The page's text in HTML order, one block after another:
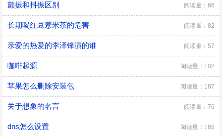
颤振和抖振区别 阅读量：86
长期喝红豆薏米茶的危害 阅读量：82
亲爱的热爱的李泽锋演的谁 阅读量：57
咖啡起源 阅读量：102
苹果怎么删除安装包 阅读量：187
关于想象的名言 阅读量：76
dns怎么设置 阅读量：185